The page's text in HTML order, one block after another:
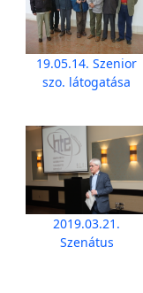
19.05.14. Szenior
szo. látogatása
2019.03.21.
Szenátus